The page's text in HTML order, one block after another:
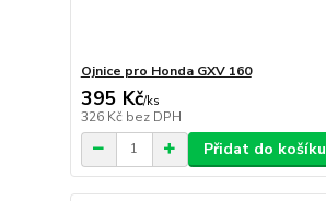
Ojnice pro Honda GXV 160
395 Kč/ks
326 Kč bez DPH
Přidat do košíku